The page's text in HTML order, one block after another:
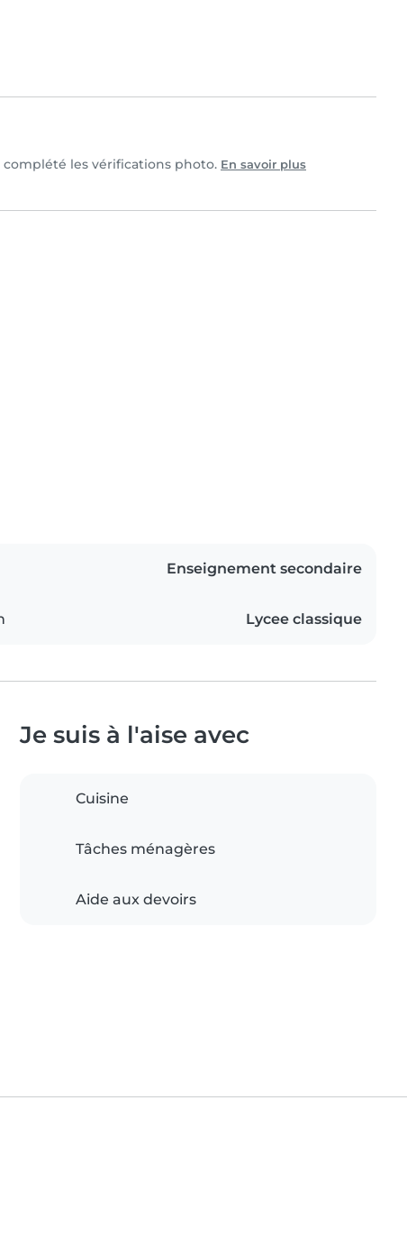
les vérifications photo. En savoir plus
Enseignement secondaire
Lycee classique
Je suis à l'aise avec
Cuisine
Tâches ménagères
Aide aux devoirs